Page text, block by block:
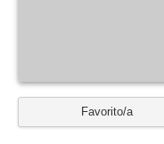
Favorito/a